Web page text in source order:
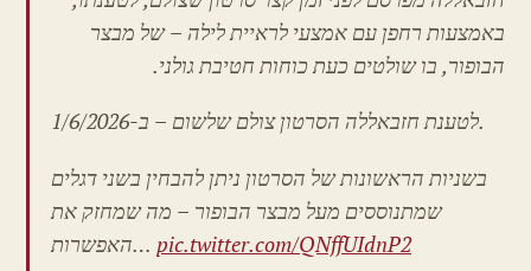
באמצעות רחפן עם אמצעי לראיית לילה – של מבצר
הבופור, בו שולטים כעת כוחות חטיבת גולני.
לטענת חזבאללה הסרטון צולם שלשום – ב-1/6/2026.
בשניות הראשונות של הסרטון ניתן להבחין בשני דגלים
שמתנוססים מעל מבצר הבופור – מה שמחזק את
האפשרות… pic.twitter.com/QNffUIdnP2